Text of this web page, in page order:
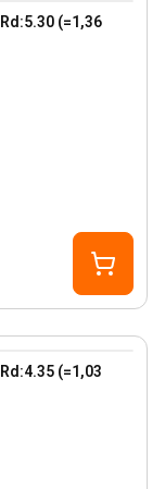
Bestseller
(=1,36
(=1,03